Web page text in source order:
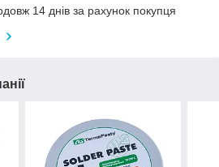
14 днів за рахунок покупця